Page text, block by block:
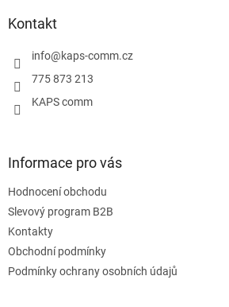
Kontakt
info@kaps-comm.cz
775 873 213
KAPS comm
Informace pro vás
Hodnocení obchodu
Slevový program B2B
Kontakty
Obchodní podmínky
Podmínky ochrany osobních údajů